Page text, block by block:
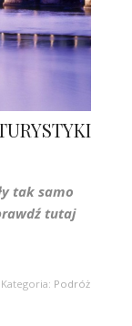
tak samo
tutaj
Kategoria: Podróż